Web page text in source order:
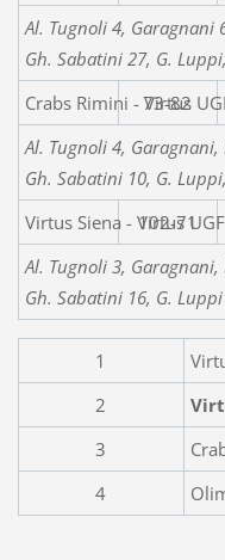
Al. Tugnoli 4, Garagnani
Gh. Sabatini 27, G.
Crabs Rimini - Virtus
73-82
Al. Tugnoli 4,
Gh. Sabatini 10, G.
Virtus Siena - Virtus
102-71
Al. Tugnoli 3,
Gh. Sabatini 16, G.
1
2
3
4